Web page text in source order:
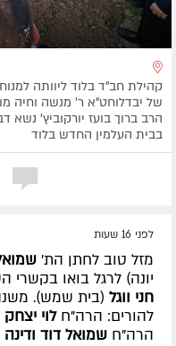
של יבדלוחט"א ר' מנשה וחיה
הרב ברוך בועז יורקוביץ' נשא
בבית העלמין החדש בלוד
לפני 16 שעות
מזל טוב לחתן הת'
יונה) לרגל בואו בקשרי
חני ווגל (בית שמש).
להורים: הרה"חלוי יצחק
הרה"ח שמואל דוד ודינה